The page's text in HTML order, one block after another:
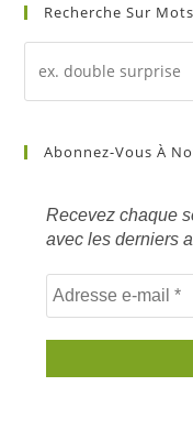
Recherche Sur
d'un
mots
Abonnez-Vous À
Recevez chaque
avec les derniers